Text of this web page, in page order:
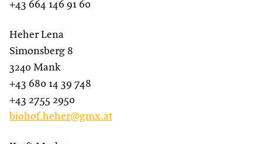
+43 664 146 91 60
Heher Lena
Simonsberg 8
3240 Mank
+43 680 14 39 748
+43 2755 2950
biohof.heher@gmx.at